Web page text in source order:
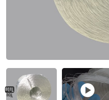
polyurethane